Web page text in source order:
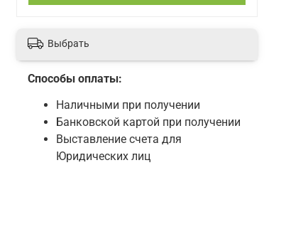
Выбрать
Способы оплаты:
Наличными при получении
Банковской картой при получении
Выставление счета для
Юридических лиц